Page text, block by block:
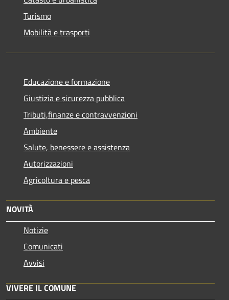
Turismo
Mobilità e trasporti
Educazione e formazione
Giustizia e sicurezza pubblica
Tributi,finanze e contravvenzioni
Ambiente
Salute, benessere e assistenza
Autorizzazioni
Agricoltura e pesca
NOVITÀ
Notizie
Comunicati
Avvisi
VIVERE IL COMUNE